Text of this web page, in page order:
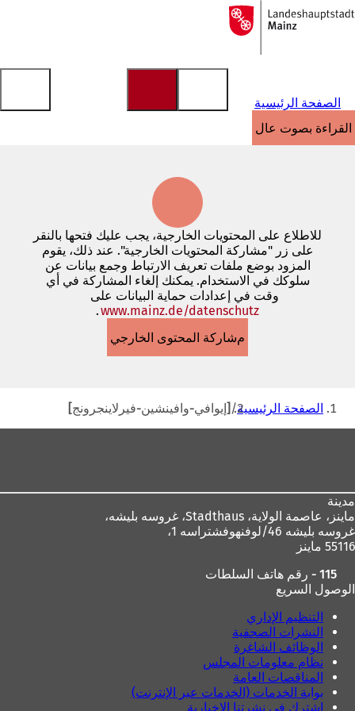
الانتقال إلى المحتوى
إلى
الصفحة
الصفحة الرئيسية
القراءة بصوت عالٍ
للاطلاع على المحتويات الخارجية، يجب عليك فتحها بالنقر
على زر "مشاركة المحتويات الخارجية". عند ذلك، يقوم
المزود بوضع ملفات تعريف الارتباط وجمع بيانات عن
سلوكك في الاستخدام. يمكنك إلغاء المشاركة في أي
وقت في إعدادات حماية البيانات على
www.mainz.de/datenschutz(يفتح.
مشاركة المحتوى الخارجي
أنت الصفحة الرئيسية [إيوافي-وافينشين-فيرلاينجرونج]
مدينة
ماينز، عاصمة الولاية،
غروسه بليشه 46/لوفنهوفشتراسه 1،
55116 ماينز
115 - رقم هاتف السلطات
الوصول السريع
التنظيم الإداري
النشرات الصحفية
الوظائف الشاغرة
نظام معلومات المجلس
المناقصات العامة
بوابة الخدمات (الخدمات عبر الإنترنت)
اشترك في نشرتنا الإخبارية